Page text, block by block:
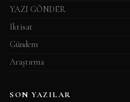
YAZI GÖNDER
İktisat
Gündem
Araştırma
SON YAZILAR